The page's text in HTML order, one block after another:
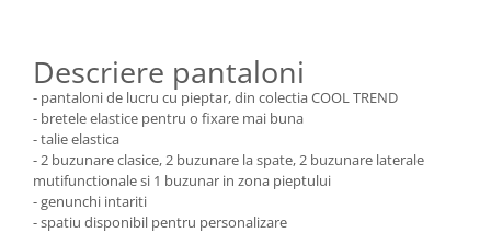
Descriere pantaloni
- pantaloni de lucru cu pieptar, din colectia COOL TREND
- bretele elastice pentru o fixare mai buna
- talie elastica
- 2 buzunare clasice, 2 buzunare la spate, 2 buzunare laterale
mutifunctionale si 1 buzunar in zona pieptului
- genunchi intariti
- spatiu disponibil pentru personalizare